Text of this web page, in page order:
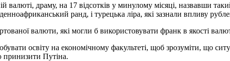
валюті, драму, на 17 відсотків у минулому місяці, назвавши
ранд, і турецька ліра, які зазнали впливу
валюти, які могли б використовувати франк в якості
освіту на економічному факультеті, щоб зрозуміти, що
принизити Путіна.